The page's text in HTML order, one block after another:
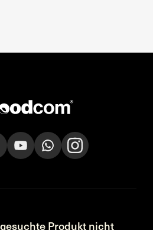
Produkt nicht